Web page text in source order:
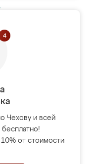
Чехову и всей
от стоимости